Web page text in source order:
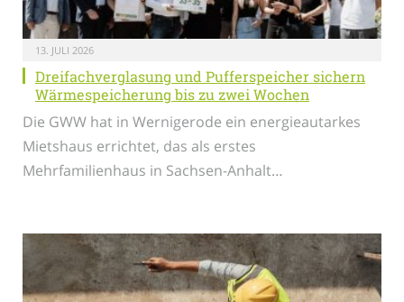
13. JULI 2026
Dreifachverglasung und Pufferspeicher sichern
Wärmespeicherung bis zu zwei Wochen
Die GWW hat in Wernigerode ein energieautarkes
Mietshaus errichtet, das als erstes
Mehrfamilienhaus in Sachsen-Anhalt…